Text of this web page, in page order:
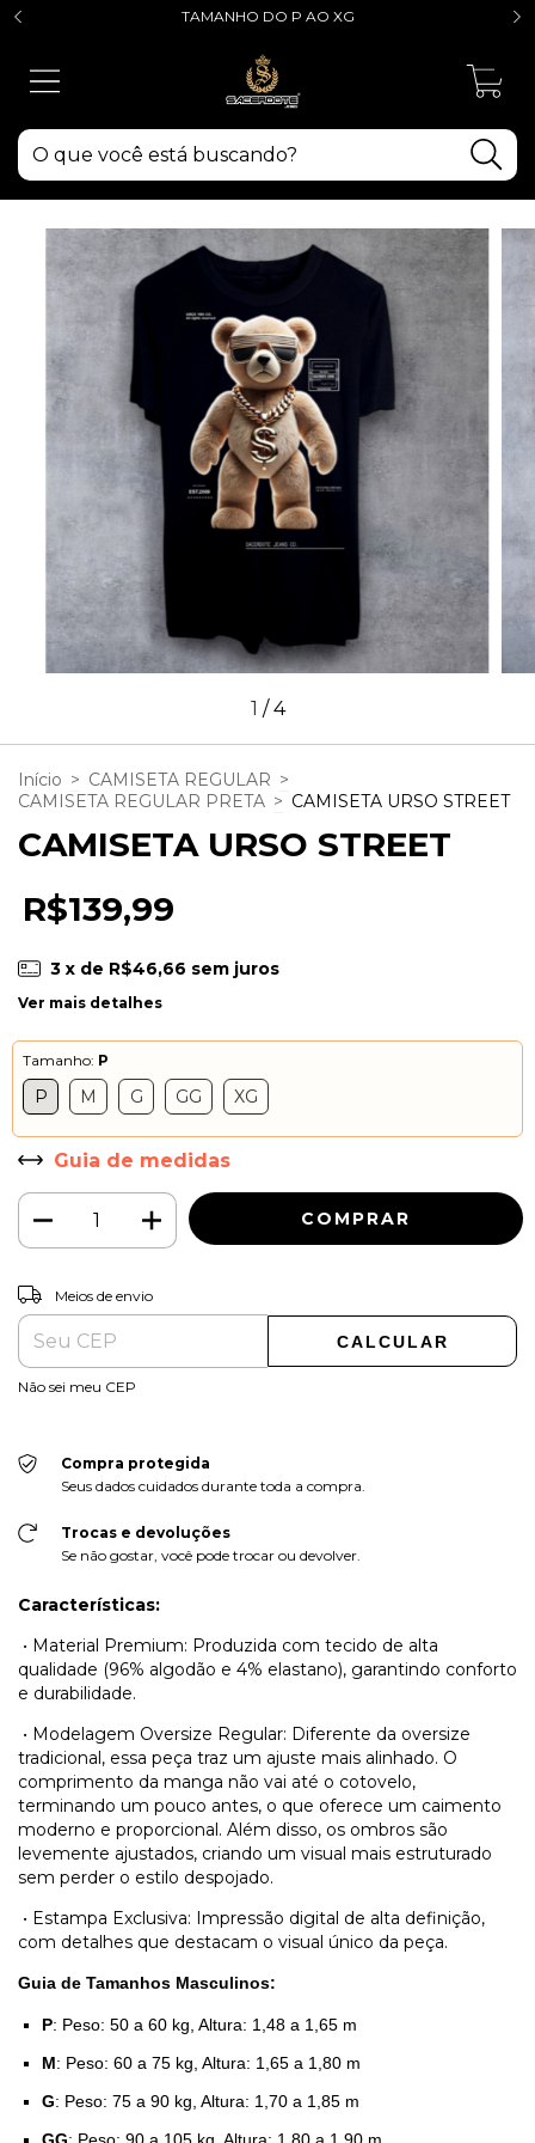
TAMANHO DO P AO XG
1 /4
Início > CAMISETA REGULAR >
CAMISETA REGULAR PRETA > CAMISETA URSO STREET
CAMISETA URSO STREET
R$139,99
3 x de R$46,66 sem juros
Ver mais detalhes
Tamanho: P
P M G GG XG
Guia de medidas
Entregas para o CEP:
Meios de envio
CALCULAR
Não sei meu CEP
Compra protegida
Seus dados cuidados durante toda a compra.
Trocas e devoluções
Se não gostar, você pode trocar ou devolver.
Características:
• Material Premium: Produzida com tecido de alta
qualidade (96% algodão e 4% elastano), garantindo conforto
e durabilidade.
• Modelagem Oversize Regular: Diferente da oversize
tradicional, essa peça traz um ajuste mais alinhado. O
comprimento da manga não vai até o cotovelo,
terminando um pouco antes, o que oferece um caimento
moderno e proporcional. Além disso, os ombros são
levemente ajustados, criando um visual mais estruturado
sem perder o estilo despojado.
• Estampa Exclusiva: Impressão digital de alta definição,
com detalhes que destacam o visual único da peça.
Guia de Tamanhos Masculinos:
P: Peso: 50 a 60 kg, Altura: 1,48 a 1,65 m
M: Peso: 60 a 75 kg, Altura: 1,65 a 1,80 m
G: Peso: 75 a 90 kg, Altura: 1,70 a 1,85 m
GG: Peso: 90 a 105 kg, Altura: 1,80 a 1,90 m